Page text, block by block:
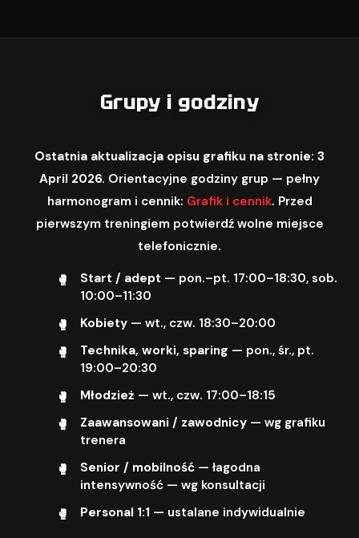
Grupy i godziny
Ostatnia aktualizacja opisu grafiku na stronie: 3
April 2026. Orientacyjne godziny grup — pełny
harmonogram i cennik: Grafik i cennik. Przed
pierwszym treningiem potwierdź wolne miejsce
telefonicznie.
Start / adept — pon.–pt. 17:00–18:30, sob.
10:00–11:30
Kobiety— wt., czw. 18:30–20:00
Technika, worki, sparing — pon., śr., pt.
19:00–20:30
Młodzież — wt., czw. 17:00–18:15
Zaawansowani / zawodnicy— wg grafiku
trenera
Senior / mobilność— łagodna
intensywność — wg konsultacji
Personal 1:1 — ustalane indywidualnie